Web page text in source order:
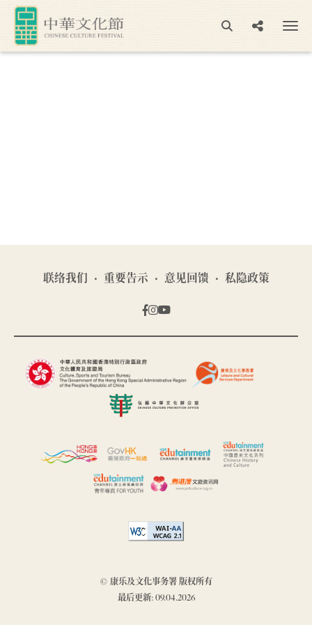
联络我们 重要告示 意见回馈 私隐政策
© 康乐及文化事务署 版权所有
最后更新: 09.04.2026